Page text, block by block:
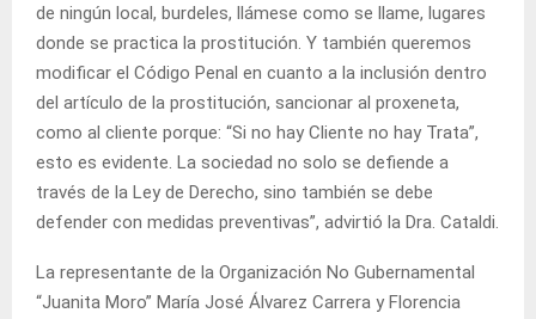
de ningún local, burdeles, llámese como se llame, lugares
donde se practica la prostitución. Y también queremos
modificar el Código Penal en cuanto a la inclusión dentro
del artículo de la prostitución, sancionar al proxeneta,
como al cliente porque: “Si no hay Cliente no hay Trata”,
esto es evidente. La sociedad no solo se defiende a
través de la Ley de Derecho, sino también se debe
defender con medidas preventivas”, advirtió la Dra. Cataldi.
La representante de la Organización No Gubernamental
“Juanita Moro” María José Álvarez Carrera y Florencia